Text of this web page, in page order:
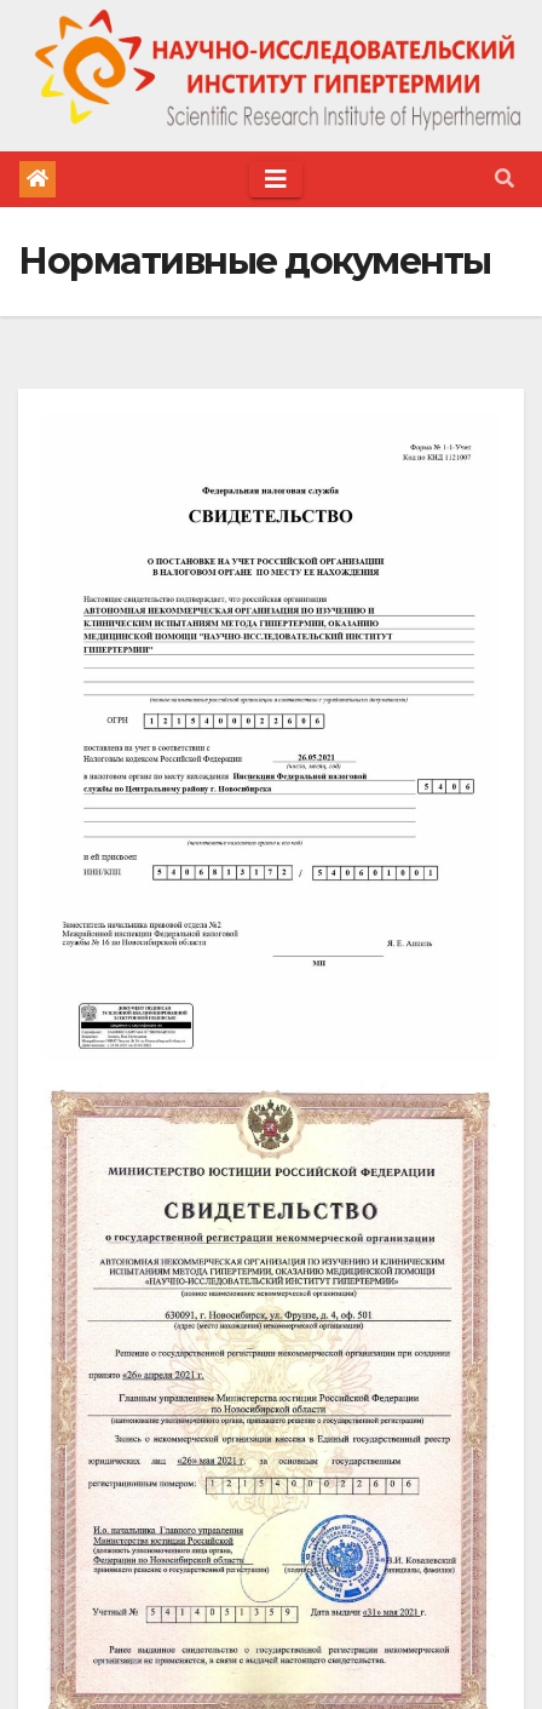
content
Нормативные документы